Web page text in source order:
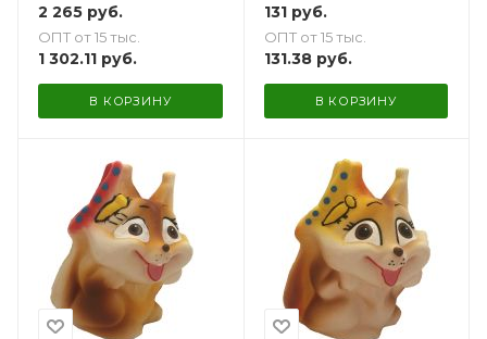
2 265 руб.
ОПТ от 15 тыс.
1 302.11 руб.
В КОРЗИНУ
131руб.
ОПТ от 15 тыс.
131.38руб.
В КОРЗИНУ